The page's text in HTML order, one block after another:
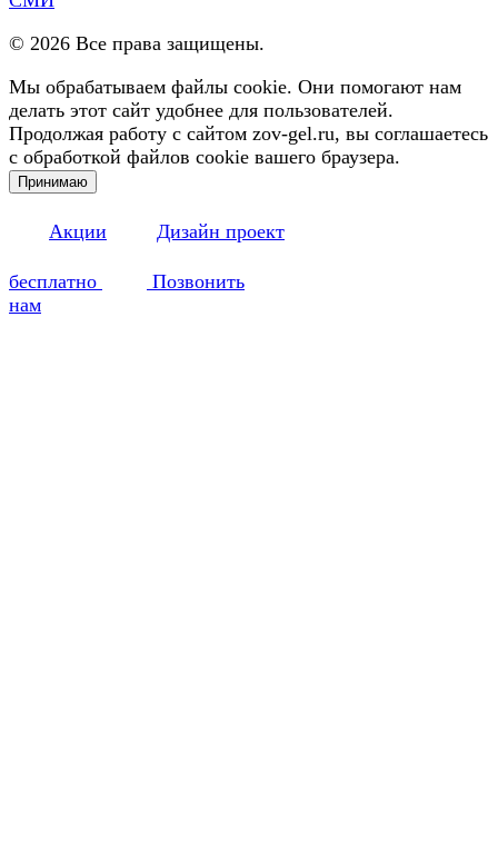
© 2026 Все права защищены.
Мы обрабатываем файлы cookie. Они помогают нам
делать этот сайт удобнее для пользователей.
Продолжая работу с сайтом zov-gel.ru, вы соглашаетесь
с обработкой файлов cookie вашего браузера.
Принимаю
Акции Дизайн проект
бесплатно
Позвонить
нам